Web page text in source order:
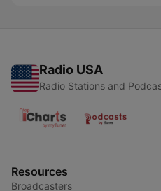
Radio USA
Radio Stations and
Resources
Broadcasters